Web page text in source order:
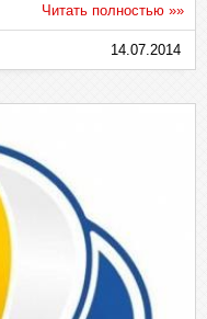
Читать полностью »»
14.07.2014